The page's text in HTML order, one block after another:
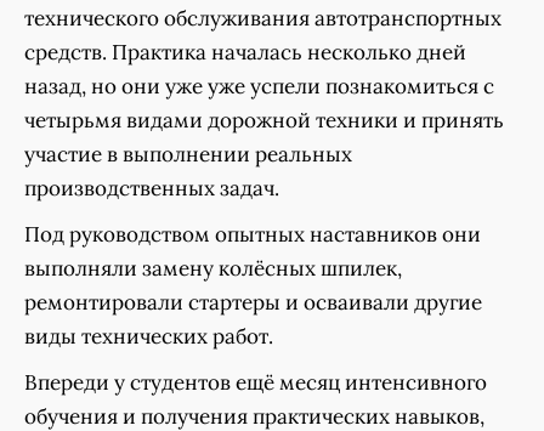
технического обслуживания автотранспортных
средств. Практика началась несколько дней
назад, но они уже уже успели познакомиться с
четырьмя видами дорожной техники и принять
участие в выполнении реальных
производственных задач.
Под руководством опытных наставников они
выполняли замену колёсных шпилек,
ремонтировали стартеры и осваивали другие
виды технических работ.
Впереди у студентов ещё месяц интенсивного
обучения и получения практических навыков,